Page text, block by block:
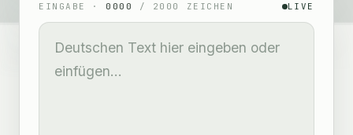
EINGABE ·0000 / 2000 ZEICHEN LIVE